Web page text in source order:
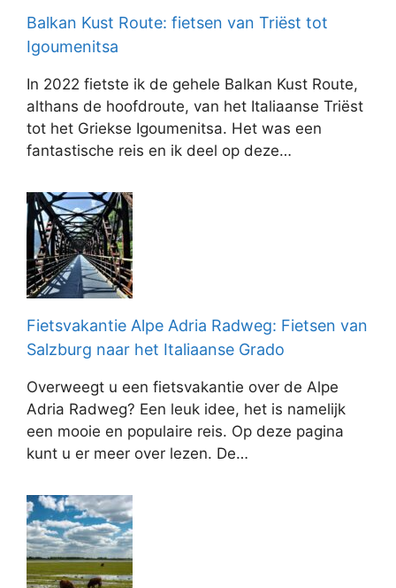
Balkan Kust Route: fietsen van Triëst tot
Igoumenitsa
In 2022 fietste ik de gehele Balkan Kust Route,
althans de hoofdroute, van het Italiaanse Triëst
tot het Griekse Igoumenitsa. Het was een
fantastische reis en ik deel op deze…
Fietsvakantie Alpe Adria Radweg: Fietsen van
Salzburg naar het Italiaanse Grado
Overweegt u een fietsvakantie over de Alpe
Adria Radweg? Een leuk idee, het is namelijk
een mooie en populaire reis. Op deze pagina
kunt u er meer over lezen. De…